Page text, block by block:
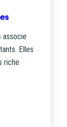
associe
Elles
riche